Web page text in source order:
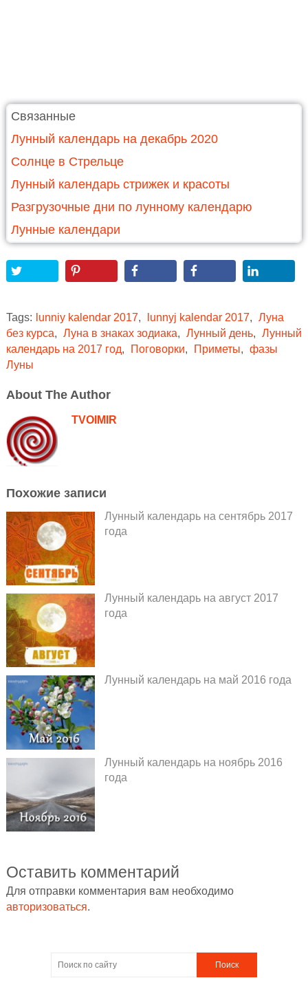
Связанные
Лунный календарь на декабрь 2020
Солнце в Стрельце
Лунный календарь стрижек и красоты
Разгрузочные дни по лунному календарю
Лунные календари
Tags: lunniy kalendar 2017, lunnyj kalendar 2017, Луна
без курса, Луна в знаках зодиака, Лунный день, Лунный
календарь на 2017 год, Поговорки, Приметы, фазы
Луны
About The Author
TVOIMIR
Похожие записи
Лунный календарь на сентябрь 2017
года
Лунный календарь на август 2017
года
Лунный календарь на май 2016 года
Лунный календарь на ноябрь 2016
года
Оставить комментарий
Для отправки комментария вам необходимо
авторизоваться.